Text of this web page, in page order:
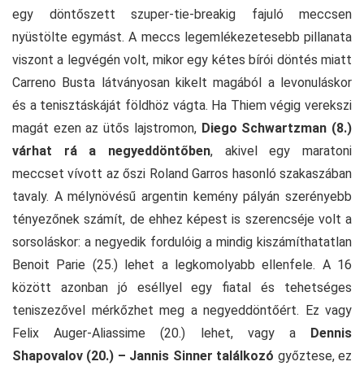
egy döntőszett szuper-tie-breakig fajuló meccsen
nyüstölte egymást. A meccs legemlékezetesebb pillanata
viszont a legvégén volt, mikor egy kétes bírói döntés miatt
Carreno Busta látványosan kikelt magából a levonuláskor
és a tenisztáskáját földhöz vágta. Ha Thiem végig verekszi
magát ezen az ütős lajstromon, Diego Schwartzman (8.)
várhat rá a negyeddöntőben, akivel egy maratoni
meccset vívott az őszi Roland Garros hasonló szakaszában
tavaly. A mélynövésű argentin kemény pályán szerényebb
tényezőnek számít, de ehhez képest is szerencséje volt a
sorsoláskor: a negyedik fordulóig a mindig kiszámíthatatlan
Benoit Parie (25.) lehet a legkomolyabb ellenfele. A 16
között azonban jó eséllyel egy fiatal és tehetséges
teniszezővel mérkőzhet meg a negyeddöntőért. Ez vagy
Felix Auger-Aliassime (20.) lehet, vagy a Dennis
Shapovalov (20.) – Jannis Sinner találkozó győztese, ez